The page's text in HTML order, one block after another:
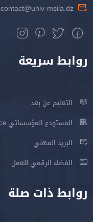
contact@univ-msila.dz
روابط سريعة
التعليم عن بعد
المستودع المؤسساتي DSpace
البريد المهني
الفضاء الرقمي للعمل
روابط ذات صلة